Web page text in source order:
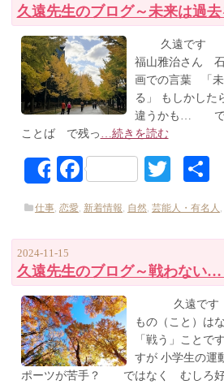
久遠先生のブログ～未来は過
久遠です 「
福山雅治さん
画での言葉 「未
る」 もしかした
違うかも… で
ことば で残っ …続きを読む
ShareFacebook
仕事, 恋愛, 新着情報 自然, 芸能人・有名人
2024-11-15
久遠先生のブログ～戦わな
久遠です
もの（こと）は
「戦う」こと
すが 小学生の運
ポーツが苦手？ ではなく むしろ好